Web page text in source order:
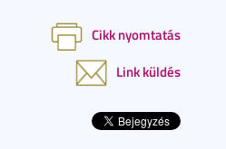
Cikk nyomtatás
Link küldés